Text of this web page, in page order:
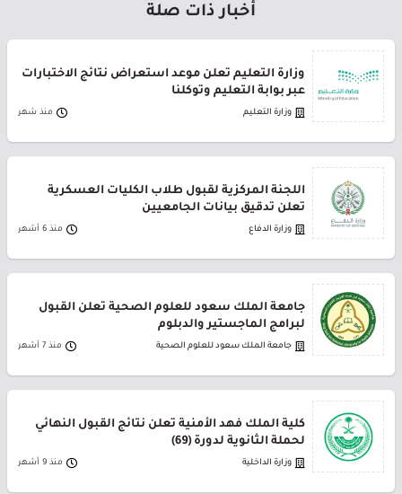
أخبار ذات صلة
وزارة التعليم تعلن موعد استعراض نتائج الاختبارات
عبر بوابة التعليم وتوكلنا
وزارة التعليم منذ شهر
اللجنة المركزية لقبول طلاب الكليات العسكرية
تعلن تدقيق بيانات الجامعيين
وزارة الدفاع منذ 6 أشهر
جامعة الملك سعود للعلوم الصحية تعلن القبول
لبرامج الماجستير والدبلوم
جامعة الملك سعود للعلوم الصحية منذ 7 أشهر
كلية الملك فهد الأمنية تعلن نتائج القبول النهائي
لحملة الثانوية لدورة (69)
وزارة الداخلية منذ 9 أشهر